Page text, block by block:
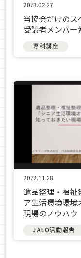
2023.02.27
当協会だけのス
受講者メンバー
専科講座
2022.11.28
遺品整理・福祉
ア生活環境環境
現場のノウハウ
JALO活動報告